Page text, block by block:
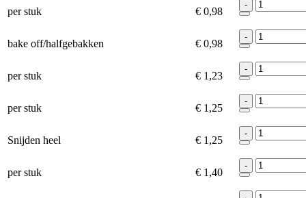
per stuk € 0,98
-
bake off/halfgebakken € 0,98
-
per stuk € 1,23
-
per stuk € 1,25
-
Snijden heel € 1,25
-
per stuk € 1,40
-